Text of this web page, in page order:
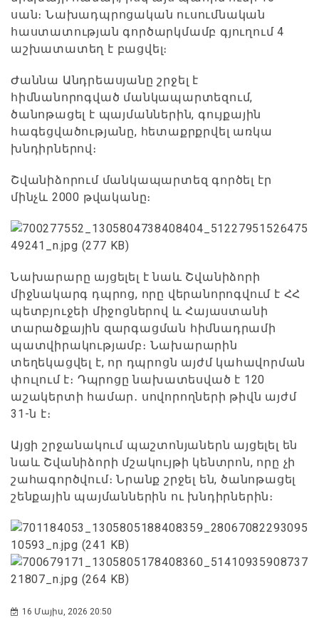
սան։ Նախադպրոցական ուսումնական
հաստատության գործարկմամբ գյուղում 4
աշխատատեղ է բացվել։
Ժաննա Անդրեասյանը շրջել է
հիմնանորոգված մանկապարտեզում,
ծանոթացել է պայմաններին, գույքային
հագեցվածությանը, հետաքրքրվել առկա
խնդիրներով։
Շվանիձորում մանկապարտեզ գործել էր
մինչև 2000 թվականը։
Նախարարը այցելել է նաև Շվանիձորի
միջնակարգ դպրոց, որը վերանորոգվում է ՀՀ
պետբյուջեի միջոցներով և Հայաստանի
տարածքային զարգացման հիմնադրամի
պատվիրակությամբ։ Նախարարին
տեղեկացվել է, որ դպրոցն այժմ կահավորման
փուլում է։ Դպրոցը նախատեսված է 120
աշակերտի համար․ սովորողների թիվն այժմ
31-ն է։
Այցի շրջանակում պաշտոնյաներն այցելել են
նաև Շվանիձորի մշակույթի կենտրոն, որը չի
շահագործվում։ Նրանք շրջել են, ծանոթացել
շենքային պայմաններին ու խնդիրներին։
16 Մայիս, 2026 20:50